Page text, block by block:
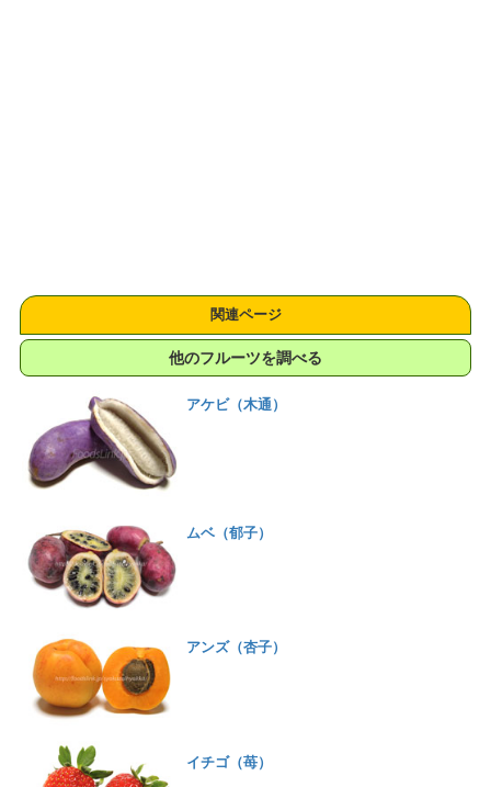
関連ページ
他のフルーツを調べる
アケビ（木通）
ムベ（郁子）
アンズ（杏子）
イチゴ（苺）